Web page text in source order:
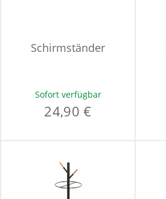
Schirmständer
Sofort verfügbar
24,90 €